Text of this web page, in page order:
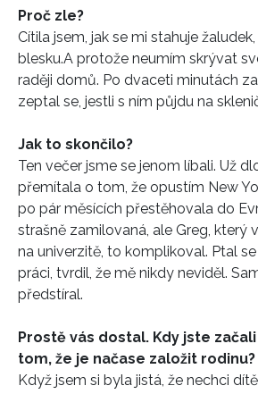
Proč zle?
Cítila jsem, jak se mi stahuje
blesku.A protože neumím skrývat
raději domů. Po dvaceti minutách
zeptal se, jestli s ním půjdu na
Jak to skončilo?
Ten večer jsme se jenom líbali. Už
přemítala o tom, že opustím New
po pár měsících přestěhovala do
strašně zamilovaná, ale Greg, který
na univerzitě, to komplikoval. Ptal
práci, tvrdil, že mě nikdy neviděl.
předstíral.
Prostě vás dostal. Kdy jste
tom, že je načase založit rodinu?
Když jsem si byla jistá, že nechci